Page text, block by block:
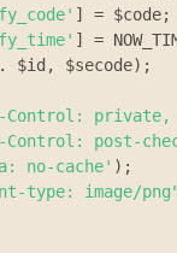
] = $code;
] =
$id , $secode);
Control: private,
Control: post-
no-cache' );
type: image/